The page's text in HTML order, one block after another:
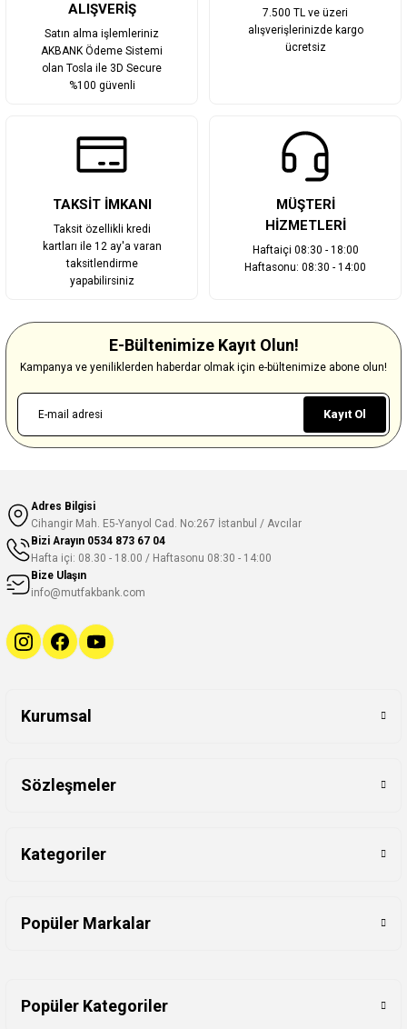
ALIŞVERİŞ
Satın alma işlemleriniz
AKBANK Ödeme Sistemi
olan Tosla ile 3D Secure
%100 güvenli
7.500 TL ve üzeri
alışverişlerinizde kargo
ücretsiz
TAKSİT İMKANI
Taksit özellikli kredi
kartları ile 12 ay'a varan
taksitlendirme
yapabilirsiniz
MÜŞTERİ
HİZMETLERİ
Haftaiçi 08:30 - 18:00
Haftasonu: 08:30 - 14:00
E-Bültenimize Kayıt Olun!
Kampanya ve yeniliklerden haberdar olmak için e-bültenimize abone olun!
Kayıt Ol
Adres Bilgisi
Cihangir Mah. E5-Yanyol Cad. No:267 İstanbul / Avcılar
Bizi Arayın 0534 873 67 04
Hafta içi: 08.30 - 18.00 / Haftasonu 08:30 - 14:00
Bize Ulaşın
info@mutfakbank.com
Kurumsal
Sözleşmeler
Kategoriler
Popüler Markalar
Popüler Kategoriler